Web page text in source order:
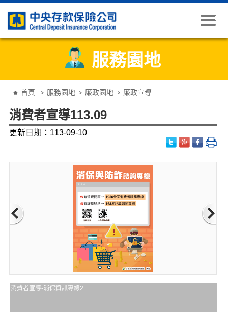
服務園地
首頁 服務園地 廉政園地 廉政宣導
消費者宣導113.09
更新日期：113-09-10
消費者宣導-消保資訊專線2